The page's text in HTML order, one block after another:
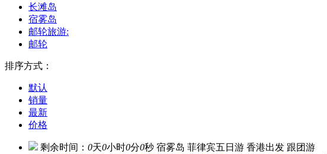
长滩岛
宿雾岛
邮轮旅游:
邮轮
排序方式：
默认
销量
最新
价格
剩余时间： 0天0小时0分0秒 宿雾岛 菲律宾五日游 香港出发 跟团游